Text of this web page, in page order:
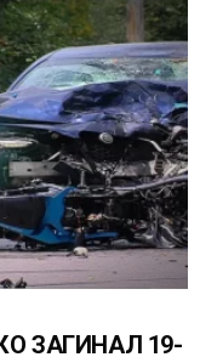
ЗАГИНАЛ 19-